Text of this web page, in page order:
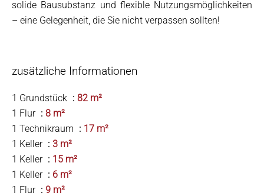
solide Bausubstanz und flexible Nutzungsmöglichkeiten
– eine Gelegenheit, die Sie nicht verpassen sollten!
zusätzliche Informationen
1 Grundstück
82 m²
1 Flur
8 m²
1 Technikraum
17 m²
1 Keller
3 m²
1 Keller
15 m²
1 Keller
6 m²
1 Flur
9 m²